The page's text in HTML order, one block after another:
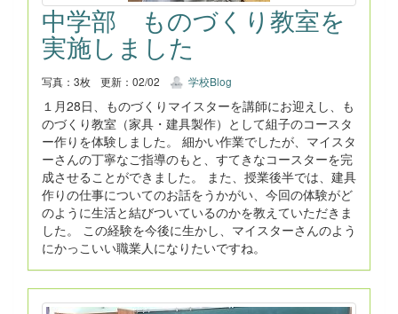
中学部 ものづくり教室を
実施しました
写真：3枚 更新：02/02 学校Blog
１月28日、ものづくりマイスターを講師にお迎えし、も
のづくり教室（家具・建具製作）として組子のコースタ
ー作りを体験しました。 細かい作業でしたが、マイスタ
ーさんの丁寧なご指導のもと、すてきなコースターを完
成させることができました。 また、授業後半では、建具
作りの仕事についてのお話をうかがい、今回の体験がど
のように生活と結びついているのかを教えていただきま
した。 この経験を今後に生かし、マイスターさんのよう
にかっこいい職業人になりたいですね。